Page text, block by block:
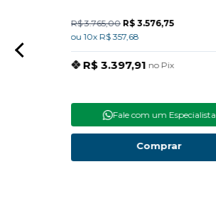
R$ 3.765,00 R$ 3.576,75
ou 10x R$ 357,68
R$ 3.397,91 no Pix
Fale com um Especialista
Comprar